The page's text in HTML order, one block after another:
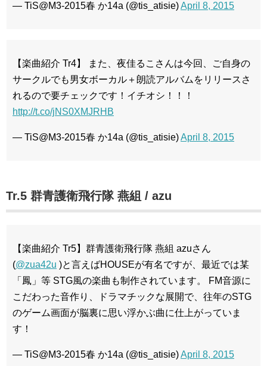
— TiS@M3-2015春 か14a (@tis_atisie)April 8, 2015
【楽曲紹介 Tr4】 また、夜佳るこさんは今回、ご自身の
サークルでも男女ボーカル＋朗読アルバムをリリースさ
れるので要チェックです！イチオシ！！！
http://t.co/jNS0XMJRHB
— TiS@M3-2015春 か14a (@tis_atisie)April 8, 2015
Tr.5 群青護衛飛行隊 燕組 / azu
【楽曲紹介 Tr5】群青護衛飛行隊 燕組 azuさん
(@zua42u )と言えばHOUSEが有名ですが、最近では某
「鳳」等 STG風の楽曲も制作されています。 FM音源に
こだわった音作り、ドラマチックな展開で、往年のSTG
のゲーム画面が脳裏に思い浮かぶ曲に仕上がっていま
す！
— TiS@M3-2015春 か14a (@tis_atisie)April 8, 2015